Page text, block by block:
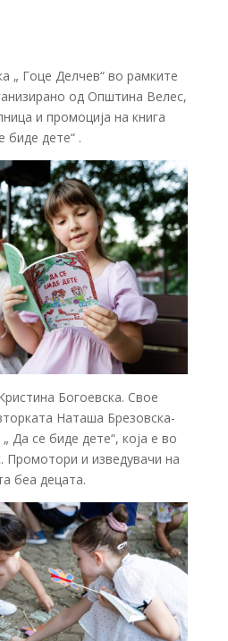
„ Гоце Делчев“ во рамките
од Општина Велес,
и промоција на книга
биде дете“ .
Богоевска. Свое
Наташа Брезовска-
Да се биде дете“, која е во
Промотори и изведувачи на
беа децата.